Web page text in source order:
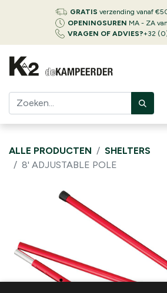
GRATIS verzending vanaf
OPENINGSUREN MA - ZA
VRAGEN OF ADVIES?+32
ALLE PRODUCTEN
SHELTERS
8' ADJUSTABLE POLE